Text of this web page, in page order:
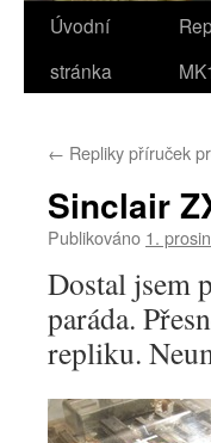
Úvodní
stránka
← Repliky příruček
Sinclair
Publikováno 1.
Dostal jsem
paráda.
repliku.